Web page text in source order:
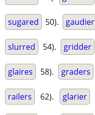
sugared 50). gaudier
slurred 54). gridder
glaires 58). graders
railers 62). glarier